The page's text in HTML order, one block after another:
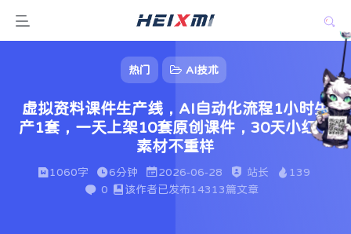
热门 AI技术
虚拟资料课件生产线，AI自动化流程1小时生
产1套，一天上架10套原创课件，30天小红书
素材不重样
1060字 6分钟 2026-06-28 站长
139
0
该作者已发布14313篇文章